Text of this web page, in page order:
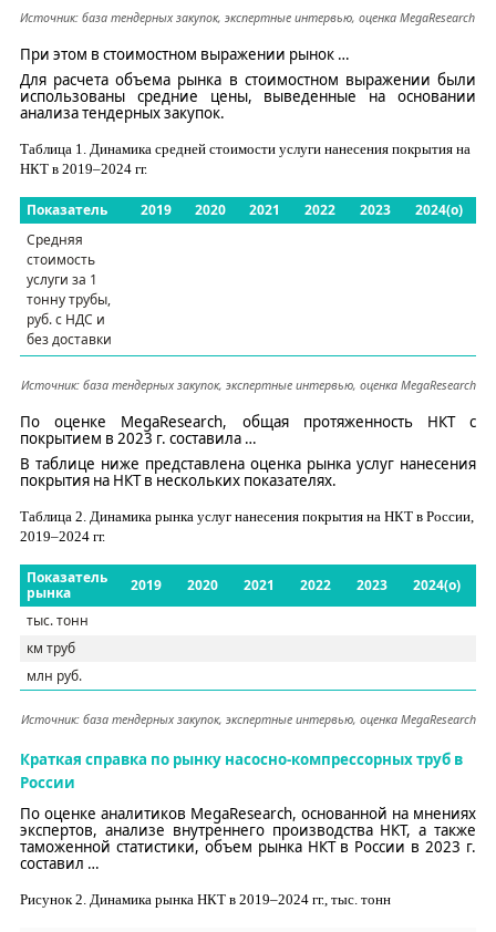
Источник: база тендерных закупок, экспертные интервью, оценка MegaResearch
При этом в стоимостном выражении рынок …
Для расчета объема рынка в стоимостном выражении были
использованы средние цены, выведенные на основании
анализатендерных закупок.
Таблица 1
. Динамика средней стоимости услуги нанесения покрытия на
НКТ в 2019–2024 гг.
Показатель 2019 2020 2021 2022 2023
2024(о)
Средняя
стоимость
услуги за 1
тонну трубы,
руб. с НДС и
без доставки
Источник: база тендерных закупок, экспертные интервью, оценка MegaResearch
По оценке MegaResearch, общая протяженность НКТ с
покрытием в 2023 г. составила …
В таблице ниже представлена оценка рынка услуг нанесения
покрытия на НКТ в нескольких показателях.
Таблица 2 . Динамика рынка услуг нанесения покрытия на НКТ в России,
2019–2024 гг.
Показатель
рынка
2019 2020 2021 2022 2023
2024(о)
тыс.тонн
км труб
млн руб.
Источник: база тендерных закупок, экспертные интервью, оценка MegaResearch
Краткая справка по рынку насосно-компрессорных труб в
России
По оценке аналитиков MegaResearch, основанной на мнениях
экспертов, анализе внутреннего производства НКТ, а также
таможенной статистики, объем рынка НКТ в России в 2023 г.
составил …
Рисунок2. Динамика рынка НКТ в 2019–2024 гг., тыс. тонн